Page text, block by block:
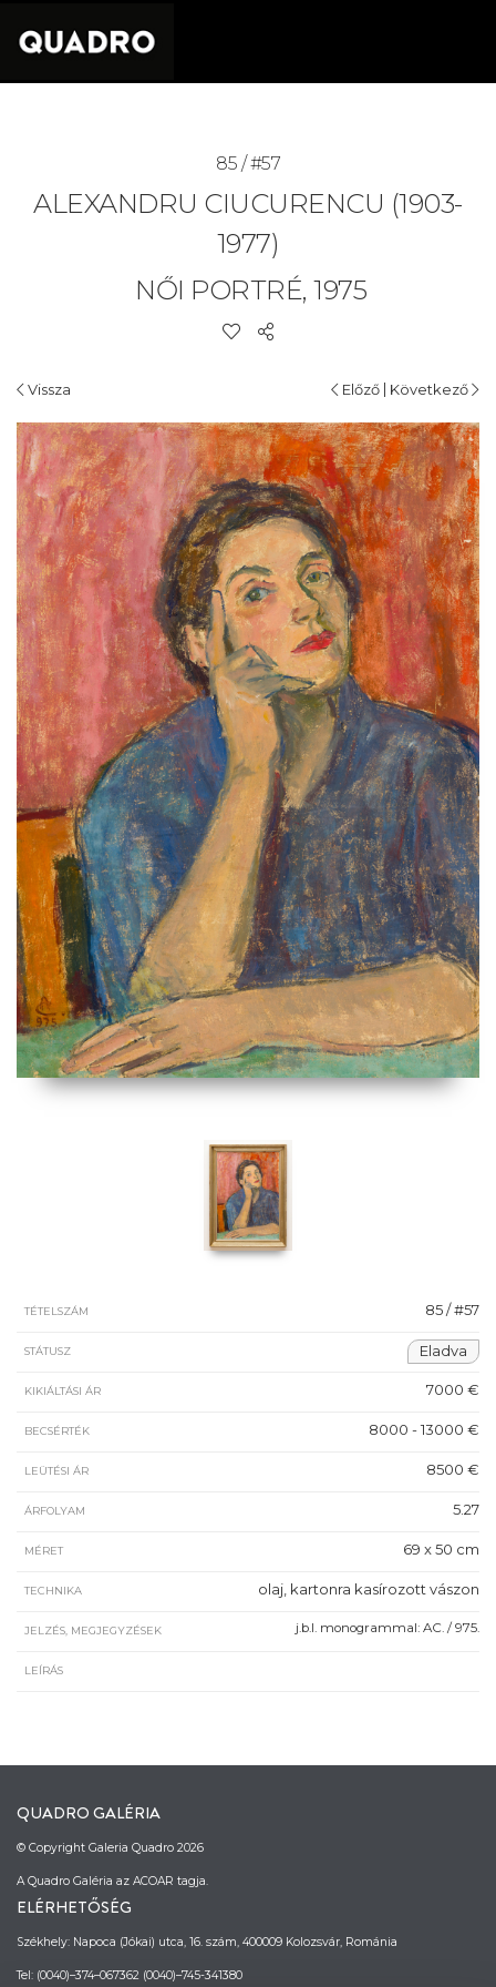
85 / #57
ALEXANDRU CIUCURENCU (1903-
1977)
NŐI PORTRÉ, 1975
Vissza Előző | Következő
TÉTELSZÁM 85 / #57
STÁTUSZ Eladva
KIKIÁLTÁSI ÁR 7000 €
BECSÉRTÉK 8000 - 13000 €
LEÜTÉSI ÁR 8500 €
ÁRFOLYAM 5.27
MÉRET 69 x 50 cm
TECHNIKA olaj, kartonra kasírozott vászon
JELZÉS, MEGJEGYZÉSEK j.b.l. monogrammal: AC. / 975.
LEÍRÁS
QUADRO GALÉRIA
© Copyright Galeria Quadro 2026
A Quadro Galéria az ACOAR tagja.
ELÉRHETŐSÉG
Székhely: Napoca (Jókai) utca, 16. szám, 400009 Kolozsvár, Románia
Tel: (0040)–374–067362 (0040)–745-341380